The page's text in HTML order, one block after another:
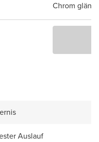
Chrom
Auslauf